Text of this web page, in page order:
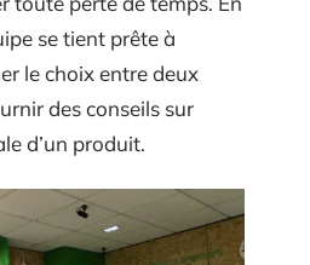
se tient prête à
le choix entre deux
des conseils sur
d’un produit.